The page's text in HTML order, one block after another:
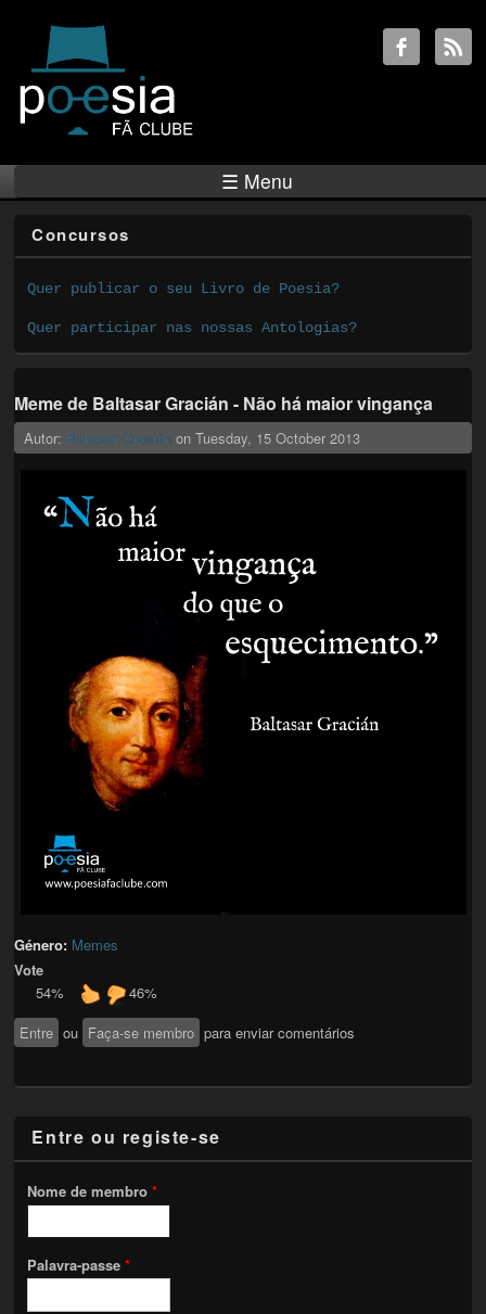
☰ Menu
Concursos
Quer publicar o seu Livro de Poesia?
Quer participar nas nossas Antologias?
Meme de Baltasar Gracián - Não há maior vingança
Autor: Baltasar Gracián onTuesday, 15 October 2013
Género: Memes
Vote
54%
46%
Entre ou Faça-se membro para enviar comentários
Entre ou registe-se
Nome de membro*
Palavra-passe*